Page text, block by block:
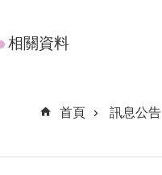
相關資料
首頁
訊息公告